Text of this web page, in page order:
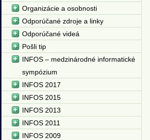
Organizácie a osobnosti
Odporúčané zdroje a linky
Odporúčané videá
Pošli tip
INFOS – medzinárodné informatické
sympózium
INFOS 2017
INFOS 2015
INFOS 2013
INFOS 2011
INFOS 2009